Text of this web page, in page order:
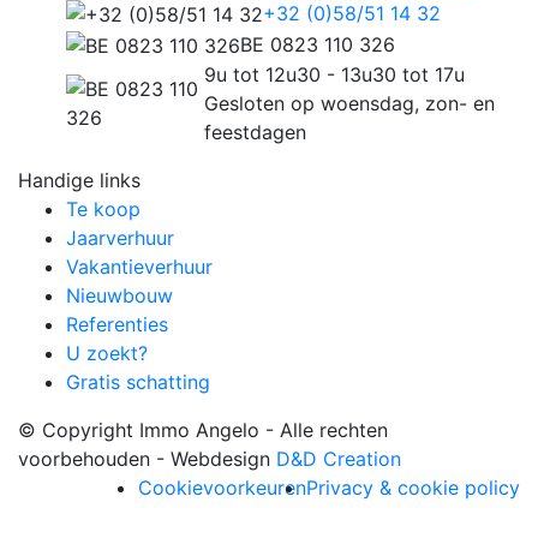
+32 (0)58/51 14 32
BE 0823 110 326
9u tot 12u30 - 13u30 tot 17u
Gesloten op woensdag, zon- en
feestdagen
Handige links
Te koop
Jaarverhuur
Vakantieverhuur
Nieuwbouw
Referenties
U zoekt?
Gratis schatting
© Copyright Immo Angelo - Alle rechten
voorbehouden - Webdesign D&D Creation
CookievoorkeurenPrivacy & cookie policy